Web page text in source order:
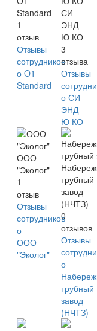
Standard
1
отзыв
Отзывы
сотрудников
о O1
Standard
СИ
ЭНД
Ю КО
3
отзыва
Отзывы
о СИ
ЭНД
Ю КО
ООО
"Эколог"
1
отзыв
Отзывы
сотрудников
о
ООО
"Эколог"
трубный
завод
(НЧТЗ)
0
отзывов
Отзывы
о
трубный
завод
(НЧТЗ)